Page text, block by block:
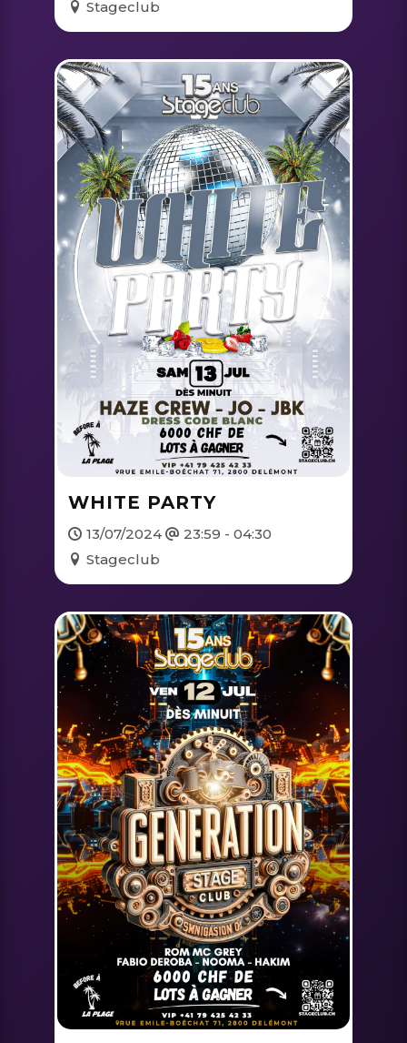
Stageclub
WHITE PARTY
13/07/2024
23:59 - 04:30
Stageclub